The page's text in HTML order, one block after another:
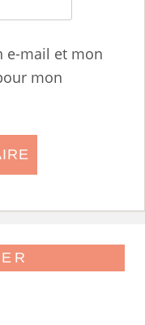
e-mail et mon
mon